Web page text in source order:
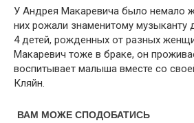
У Андрея Макаревича было немало
них рожали знаменитому музыканту
4 детей, рожденных от разных
Макаревич тоже в браке, он
воспитывает малыша вместе со
Кляйн.